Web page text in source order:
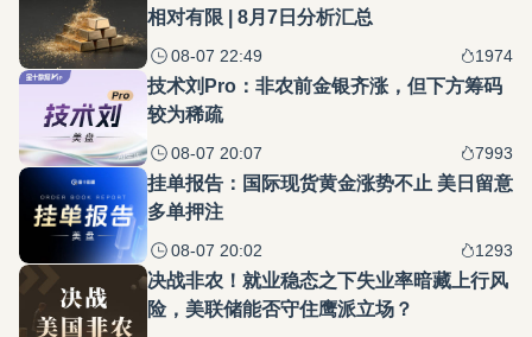
相对有限 | 8月7日分析汇总
08-07 22:49 1974
技术刘Pro：非农前金银齐涨，但下方筹码
较为稀疏
08-07 20:07 7993
挂单报告：国际现货黄金涨势不止 美日留意
多单押注
08-07 20:02 1293
决战非农！就业稳态之下失业率暗藏上行风
险，美联储能否守住鹰派立场？